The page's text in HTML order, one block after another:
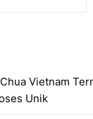
Vietnam
Unik